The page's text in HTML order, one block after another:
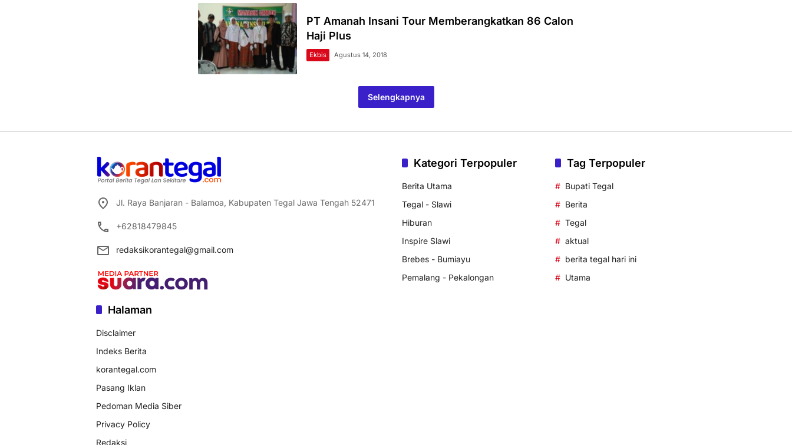
PT Amanah Insani Tour Memberangkatkan 86 Calon
Haji Plus
Ekbis Agustus 14, 2018
Selengkapnya
Jl. Raya Banjaran - Balamoa, Kabupaten Tegal Jawa Tengah 52471
+62818479845
redaksikorantegal@gmail.com
Halaman
Disclaimer
Indeks Berita
korantegal.com
Pasang Iklan
Pedoman Media Siber
Privacy Policy
Redaksi
Kategori Terpopuler
Berita Utama
Tegal - Slawi
Hiburan
Inspire Slawi
Brebes - Bumiayu
Pemalang - Pekalongan
Tag Terpopuler
Bupati Tegal
Berita
Tegal
aktual
berita tegal hari ini
Utama